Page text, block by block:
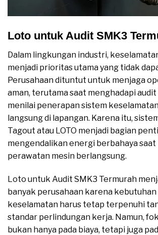
Loto untuk Audit SMK3
Dalam lingkungan industri,
menjadi prioritas utama yang tidak
Perusahaan dituntut untuk menjaga
aman, terutama saat menghadapi audit
menilai penerapan sistem
langsung di lapangan. Karena itu,
Tagout atau LOTO menjadi bagian
mengendalikan energi berbahaya saat
perawatan mesin berlangsung.
Loto untuk Audit SMK3 Termurah
banyak perusahaan karena kebutuhan
keselamatan harus tetap terpenuhi
standar perlindungan kerja. Namun,
bukan hanya pada biaya, tetapi juga